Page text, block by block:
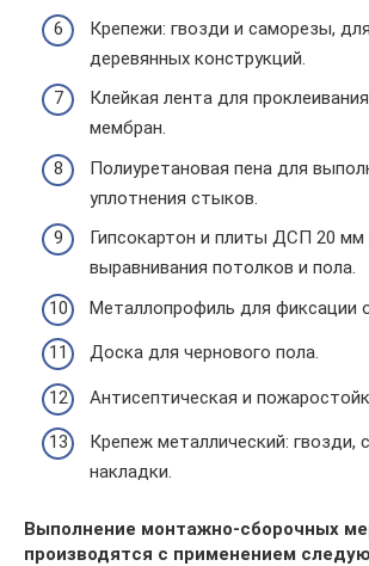
Крепежи: гвозди и саморезы,
деревянных конструкций.
Клейкая лента для
мембран.
Полиуретановая пена для
уплотнения стыков.
Гипсокартон и плиты ДСП 20
выравнивания потолков и пола.
Металлопрофиль для фиксации
Доска для чернового пола.
Антисептическая и
Крепеж металлический: гвозди,
накладки.
Выполнение монтажно-сборочных
производятся с применением